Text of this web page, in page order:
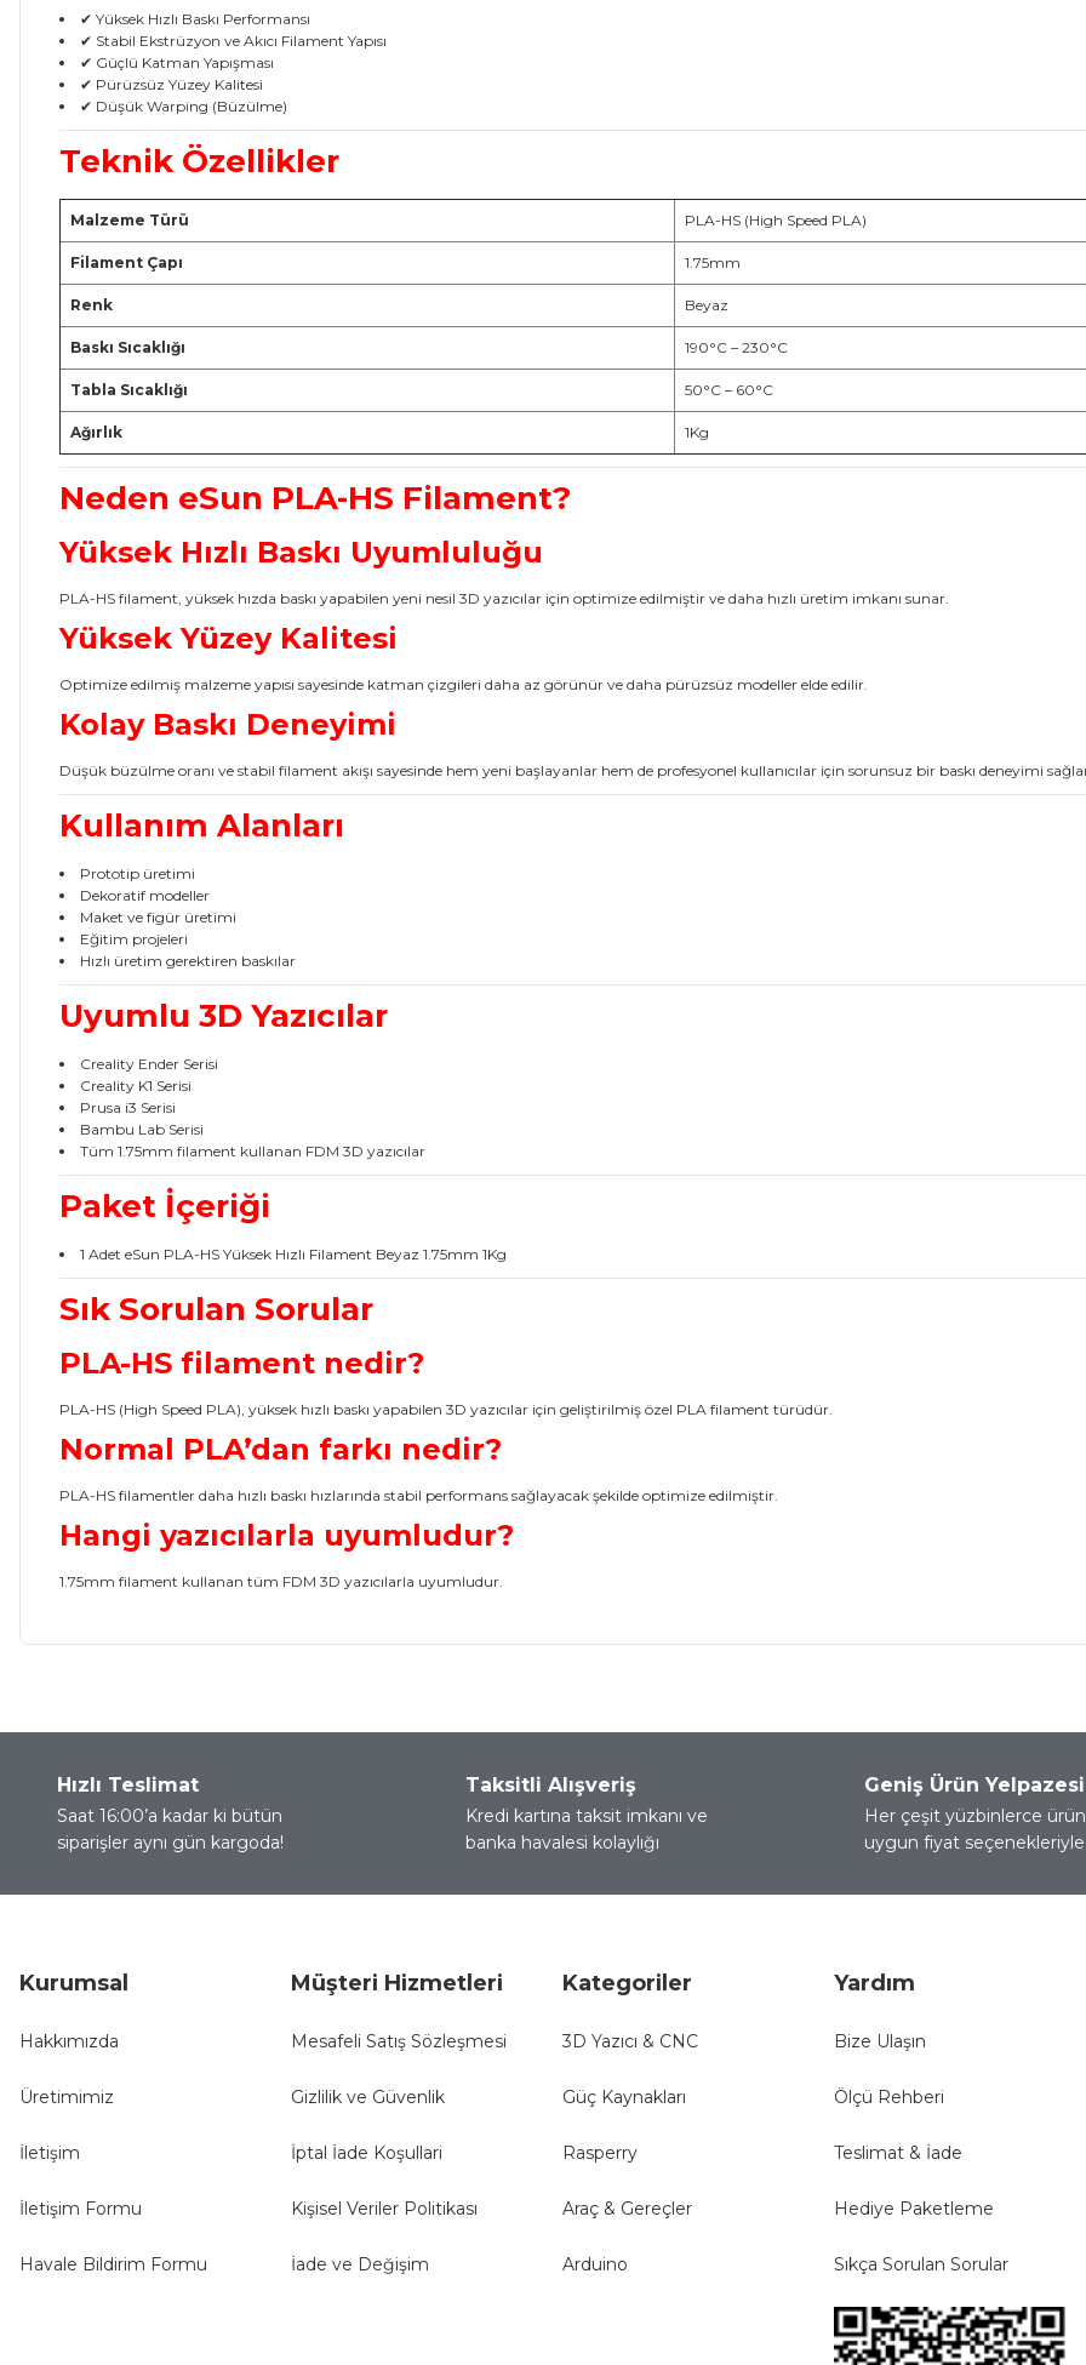
✔ Yüksek Hızlı Baskı Performansı
✔ Stabil Ekstrüzyon ve Akıcı Filament Yapısı
✔ Güçlü Katman Yapışması
✔ Pürüzsüz Yüzey Kalitesi
✔ Düşük Warping (Büzülme)
Teknik Özellikler
Malzeme Türü PLA-HS (High Speed PLA)
Filament Çapı 1.75mm
Renk Beyaz
Baskı Sıcaklığı 190°C – 230°C
Tabla Sıcaklığı 50°C – 60°C
Ağırlık 1Kg
Neden eSun PLA-HS Filament?
Yüksek Hızlı Baskı Uyumluluğu
PLA-HS filament, yüksek hızda baskı yapabilen yeni nesil 3D yazıcılar için optimize edilmiştir ve daha hızlı üretim imkanı sunar.
Yüksek Yüzey Kalitesi
Optimize edilmiş malzeme yapısı sayesinde katman çizgileri daha az görünür ve daha pürüzsüz modeller elde edilir.
Kolay Baskı Deneyimi
Düşük büzülme oranı ve stabil filament akışı sayesinde hem yeni başlayanlar hem de profesyonel kullanıcılar için sorunsuz bir baskı deneyimi
Kullanım Alanları
Prototip üretimi
Dekoratif modeller
Maket ve figür üretimi
Eğitim projeleri
Hızlı üretim gerektiren baskılar
Uyumlu 3D Yazıcılar
Creality Ender Serisi
Creality K1 Serisi
Prusa i3 Serisi
Bambu Lab Serisi
Tüm 1.75mm filament kullanan FDM 3D yazıcılar
Paket İçeriği
1 Adet eSun PLA-HS Yüksek Hızlı Filament Beyaz 1.75mm 1Kg
Sık Sorulan Sorular
PLA-HS filament nedir?
PLA-HS (High Speed PLA), yüksek hızlı baskı yapabilen 3D yazıcılar için geliştirilmiş özel PLA filament türüdür.
Normal PLA’dan farkı nedir?
PLA-HS filamentler daha hızlı baskı hızlarında stabil performans sağlayacak şekilde optimize edilmiştir.
Hangi yazıcılarla uyumludur?
1.75mm filament kullanan tüm FDM 3D yazıcılarla uyumludur.
Bu ürüne ilk yorumu siz yapın!
Ürün resmi kalitesiz, bozuk veya görüntülenemiyor.
Ürün açıklamasında eksik bilgiler bulunuyor.
Ürün bilgilerinde hatalar bulunuyor.
Hızlı Teslimat
Saat 16:00’a kadar ki bütün
siparişler aynı gün kargoda!
Taksitli Alışveriş
Kredi kartına taksit imkanı ve
banka havalesi kolaylığı
Geniş Ürün Yelpazesi
Her çeşit yüzbinlerce
uygun fiyat
Kurumsal
Hakkımızda
Üretimimiz
İletişim
İletişim Formu
Havale Bildirim Formu
Müşteri Hizmetleri
Mesafeli Satış Sözleşmesi
Gizlilik ve Güvenlik
İptal İade Koşullari
Kişisel Veriler Politikası
İade ve Değişim
Kategoriler
3D Yazıcı & CNC
Güç Kaynakları
Rasperry
Araç & Gereçler
Arduino
Yardım
Bize Ulaşın
Ölçü Rehberi
Teslimat & İade
Hediye Paketleme
Sıkça Sorulan Sorular